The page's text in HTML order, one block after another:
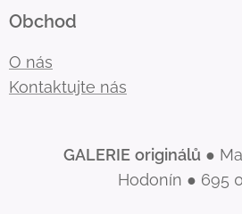
Obchod
O nás
Kontaktujte nás
GALERIE originálů ●
Hodonín ● 695